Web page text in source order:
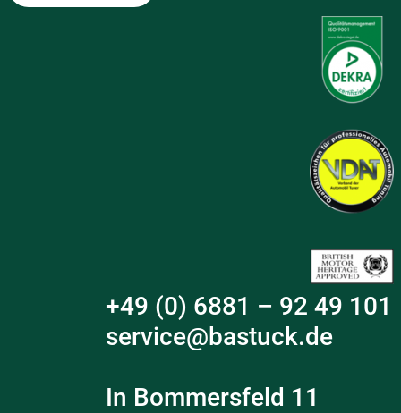
+49 (0) 6881 – 92 49 101
service@bastuck.de
In Bommersfeld 11